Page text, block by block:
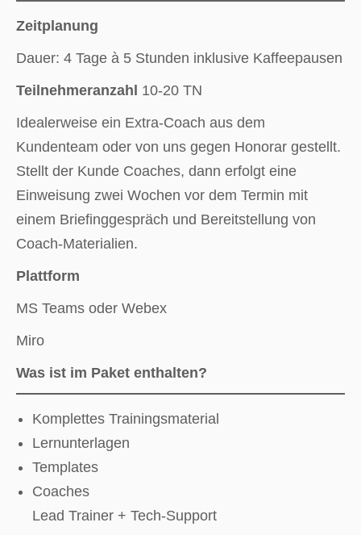
Zeitplanung
Dauer: 4 Tage à 5 Stunden inklusive Kaffeepausen
Teilnehmeranzahl 10-20 TN
Idealerweise ein Extra-Coach aus dem
Kundenteam oder von uns gegen Honorar gestellt.
Stellt der Kunde Coaches, dann erfolgt eine
Einweisung zwei Wochen vor dem Termin mit
einem Briefinggespräch und Bereitstellung von
Coach-Materialien.
Plattform
MS Teams oder Webex
Miro
Was ist im Paket enthalten?
Komplettes Trainingsmaterial
Lernunterlagen
Templates
Coaches
Lead Trainer + Tech-Support